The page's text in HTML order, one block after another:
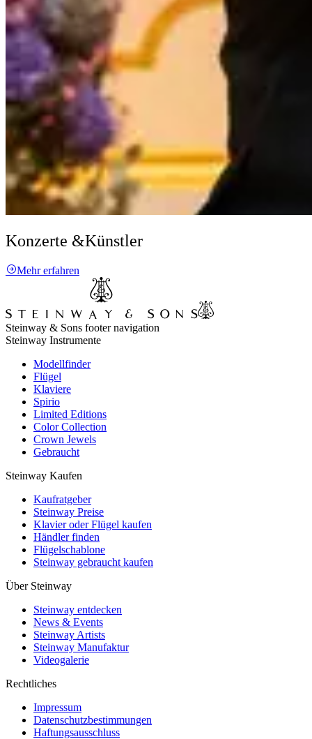
Konzerte &Künstler
Mehr erfahren
Steinway & Sons footer navigation
Steinway Instrumente
Modellfinder
Flügel
Klaviere
Spirio
Limited Editions
Color Collection
Crown Jewels
Gebraucht
Steinway Kaufen
Kaufratgeber
Steinway Preise
Klavier oder Flügel kaufen
Händler finden
Flügelschablone
Steinway gebraucht kaufen
Über Steinway
Steinway entdecken
News & Events
Steinway Artists
Steinway Manufaktur
Videogalerie
Rechtliches
Impressum
Datenschutzbestimmungen
Haftungsausschluss